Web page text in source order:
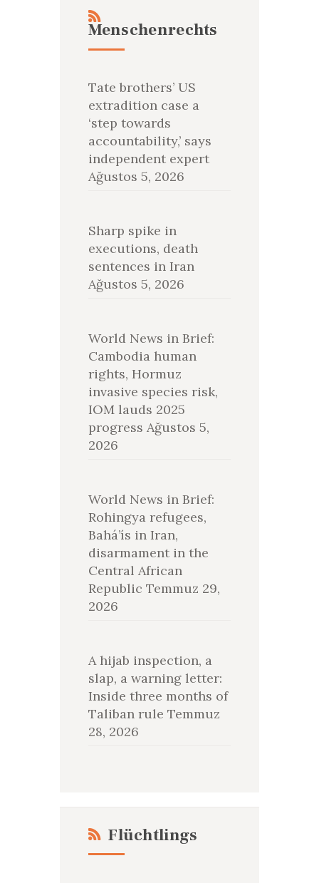
Menschenrechts
Tate brothers’ US
extradition case a
‘step towards
accountability,’ says
independent expert
Ağustos 5, 2026
Sharp spike in
executions, death
sentences in Iran
Ağustos 5, 2026
World News in Brief:
Cambodia human
rights, Hormuz
invasive species risk,
IOM lauds 2025
progress Ağustos 5,
2026
World News in Brief:
Rohingya refugees,
Bahá’ís in Iran,
disarmament in the
Central African
Republic Temmuz 29,
2026
A hijab inspection, a
slap, a warning letter:
Inside three months of
Taliban rule Temmuz
28, 2026
Flüchtlings